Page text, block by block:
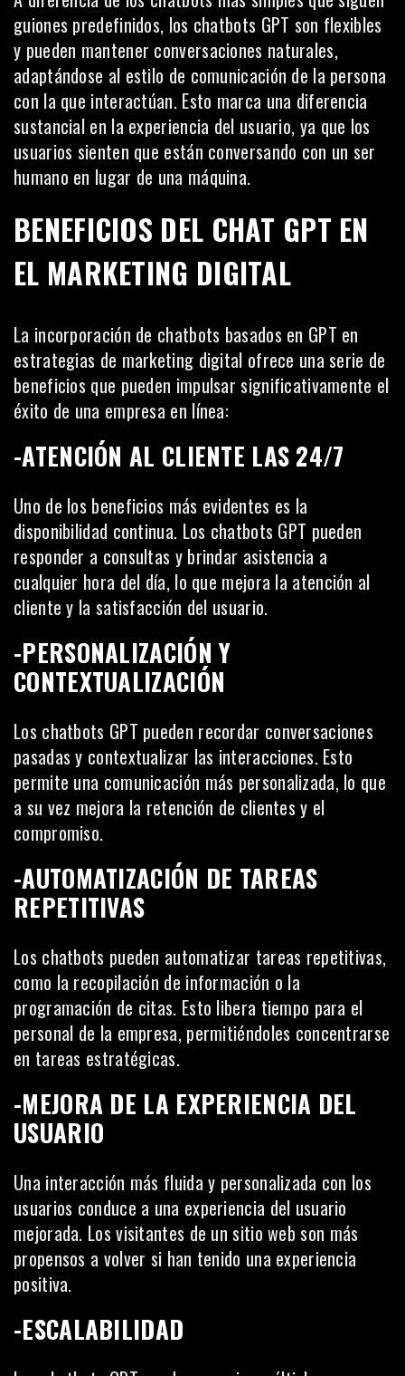
guiones predefinidos, los chatbots GPT son flexibles
y pueden mantener conversaciones naturales,
adaptándose al estilo de comunicación de la persona
con la que interactúan. Esto marca una diferencia
sustancial en la experiencia del usuario, ya que los
usuarios sienten que están conversando con un ser
humano en lugar de una máquina.
BENEFICIOS DEL CHAT GPT EN
EL MARKETING DIGITAL
La incorporación de chatbots basados en GPT en
estrategias de marketing digital ofrece una serie de
beneficios que pueden impulsar significativamente el
éxito de una empresa en línea:
-ATENCIÓN AL CLIENTE LAS 24/7
Uno de los beneficios más evidentes es la
disponibilidad continua. Los chatbots GPT pueden
responder a consultas y brindar asistencia a
cualquier hora del día, lo que mejora la atención al
cliente y la satisfacción del usuario.
-PERSONALIZACIÓN Y
CONTEXTUALIZACIÓN
Los chatbots GPT pueden recordar conversaciones
pasadas y contextualizar las interacciones. Esto
permite una comunicación más personalizada, lo que
a su vez mejora la retención de clientes y el
compromiso.
-AUTOMATIZACIÓN DE TAREAS
REPETITIVAS
Los chatbots pueden automatizar tareas repetitivas,
como la recopilación de información o la
programación de citas. Esto libera tiempo para el
personal de la empresa, permitiéndoles concentrarse
en tareas estratégicas.
-MEJORA DE LA EXPERIENCIA DEL
USUARIO
Una interacción más fluida y personalizada con los
usuarios conduce a una experiencia del usuario
mejorada. Los visitantes de unsitio web son más
propensos a volver si han tenido una experiencia
positiva.
-ESCALABILIDAD